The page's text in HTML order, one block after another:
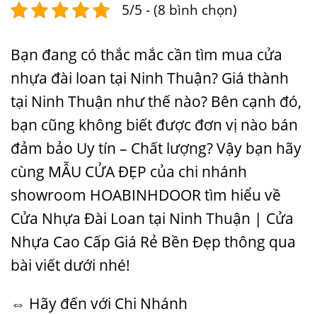
5/5 - (8 bình chọn)
Bạn đang có thắc mắc cần tìm mua cửa
nhựa đài loan tại Ninh Thuận? Giá thành
tại Ninh Thuận như thế nào? Bên cạnh đó,
bạn cũng không biết được đơn vị nào bán
đảm bảo Uy tín – Chất lượng? Vậy bạn hãy
cùng MẪU CỬA ĐẸP của chi nhánh
showroom HOABINHDOOR tìm hiểu về
Cửa Nhựa Đài Loan tại Ninh Thuận | Cửa
Nhựa Cao Cấp Giá Rẻ Bền Đẹp thông qua
bài viết dưới nhé!
⇔ Hãy đến với Chi Nhánh